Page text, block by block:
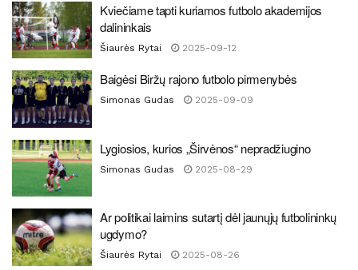
Kviečiame tapti kuriamos futbolo akademijos
dalininkais
Šiaurės Rytai 2025-09-12
Baigėsi Biržų rajono futbolo pirmenybės
Simonas Gudas 2025-09-09
Lygiosios, kurios „Širvėnos“ nepradžiugino
Simonas Gudas 2025-08-29
Ar politikai laimins sutartį dėl jaunųjų futbolininkų
ugdymo?
Šiaurės Rytai 2025-08-26